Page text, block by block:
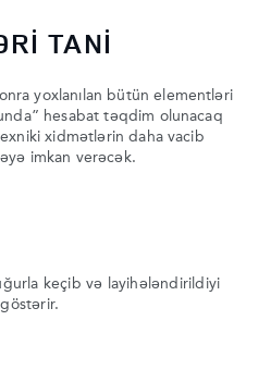
TANİ
yoxlanılan bütün elementləri
hesabat təqdim olunacaq
xidmətlərin daha vacib
imkan verəcək.
keçib və layihələndirildiyi